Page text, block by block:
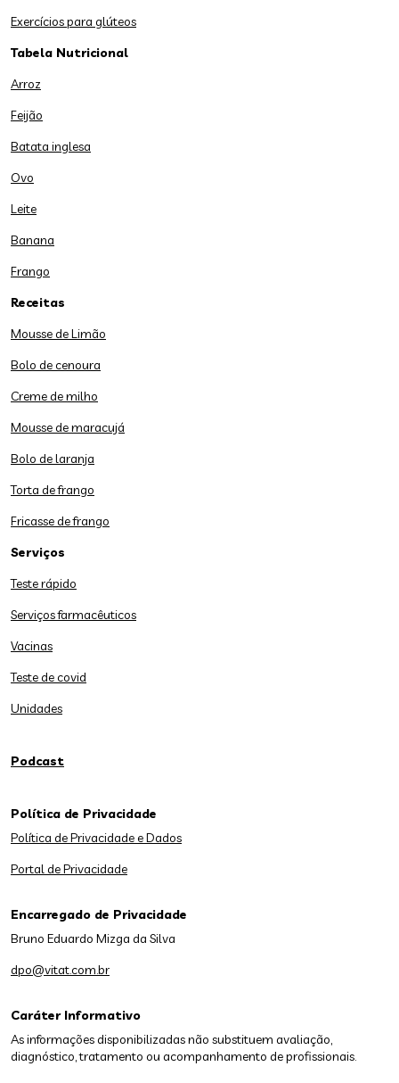
Exercícios para glúteos
Tabela Nutricional
Arroz
Feijão
Batata inglesa
Ovo
Leite
Banana
Frango
Receitas
Mousse de Limão
Bolo de cenoura
Creme de milho
Mousse de maracujá
Bolo de laranja
Torta de frango
Fricasse de frango
Serviços
Teste rápido
Serviços farmacêuticos
Vacinas
Teste de covid
Unidades
Podcast
Caráter Informativo
As informações disponibilizadas não substituem avaliação,
diagnóstico, tratamento ou acompanhamento de profissionais.
Política de Privacidade
Política de Privacidade e Dados
Portal de Privacidade
Encarregado de Privacidade
Bruno Eduardo Mizga da Silva
dpo@vitat.com.br